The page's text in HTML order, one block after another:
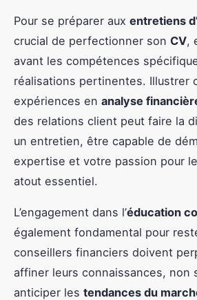
Pour se préparer aux entretiens
crucial de perfectionner son CV,
avant les compétences
réalisations pertinentes. Illustrer
expériences en analyse
des relations client peut faire la
un entretien, être capable de
expertise et votre passion pour
atout essentiel.
L’engagement dans l’éducation
également fondamental pour
conseillers financiers doivent
affiner leurs connaissances, non
anticiper les tendances du